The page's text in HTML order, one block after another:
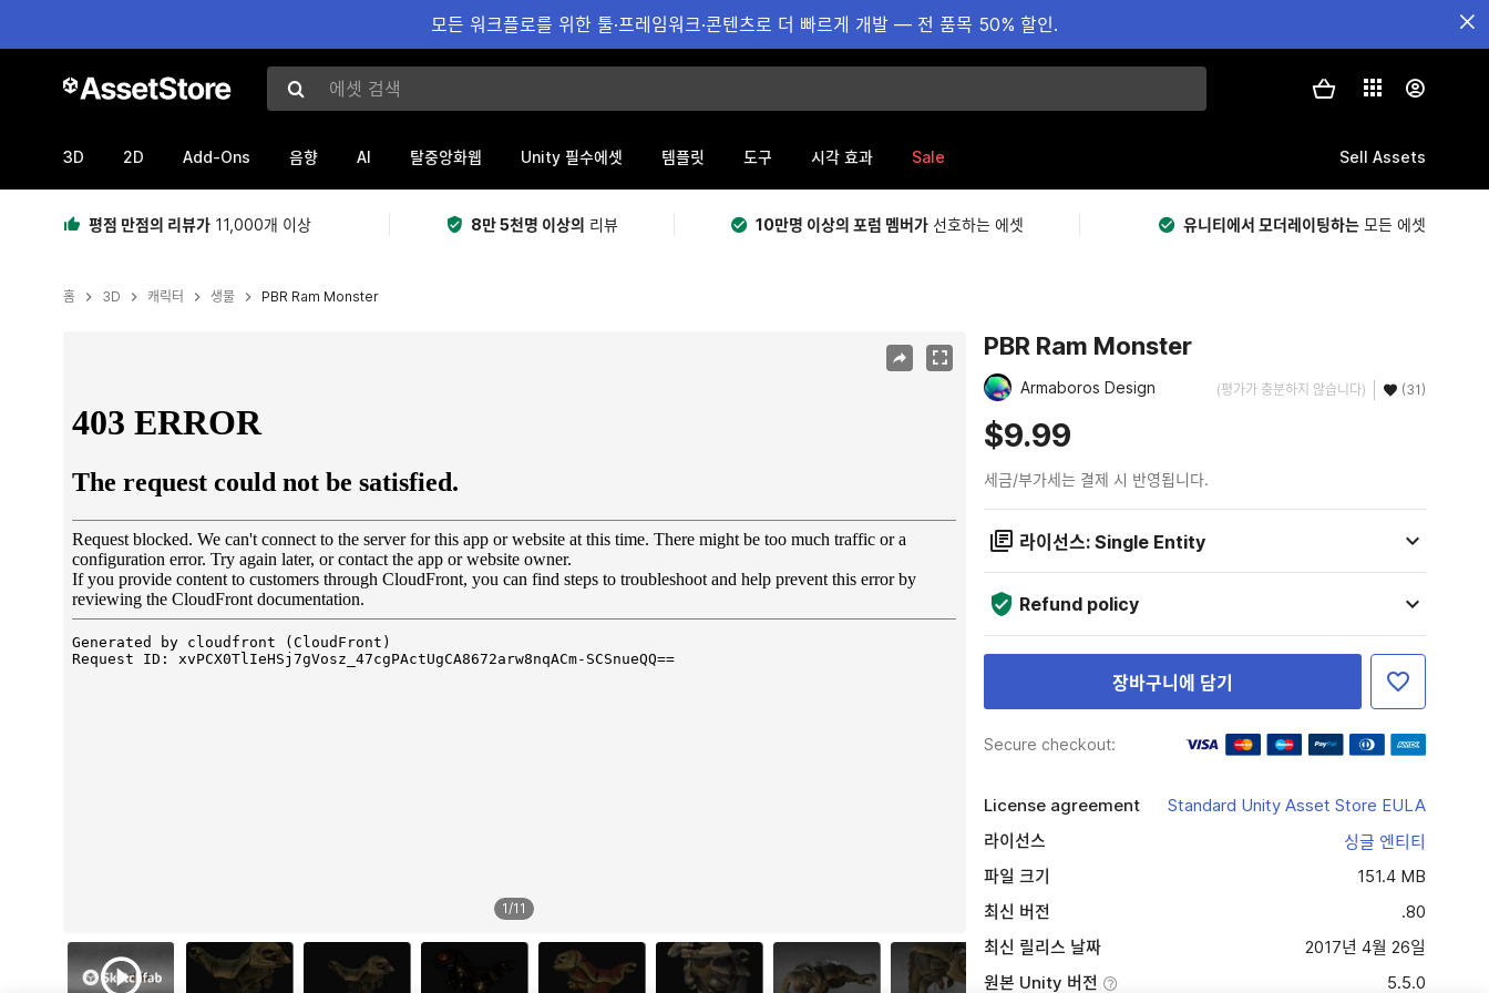
모든 워크플로를 위한 툴·프레임워크·콘텐츠로 더 빠르게 개발 — 전 품목 50% 할인.
에셋 검색
3D 2D Add-Ons 음향 AI 탈중앙화웹 Unity 필수에셋 템플릿 도구 시각 효과 Sale Sell Assets
평점 만점의 리뷰가 11,000개 이상 8만 5천명 이상의 리뷰 10만명 이상의 포럼 멤버가 선호하는 에셋 유니티에서 모더레이팅하는 모든 에셋
홈 3D 캐릭터 생물 PBR Ram Monster
1/11
PBR Ram Monster
Armaboros Design (평가가 충분하지 않습니다) (31)
$9.99
세금/부가세는 결제 시 반영됩니다.
라이선스: Single Entity
Refund policy
장바구니에 담기
Secure checkout:
License agreement
Standard Unity Asset Store EULA
라이선스
싱글 엔티티
파일 크기
151.4 MB
최신 버전
.80
최신 릴리스 날짜
2017년 4월 26일
원본 Unity 버전
5.5.0